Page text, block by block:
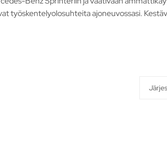
työskentelyolosuhteita ajoneuvossasi.